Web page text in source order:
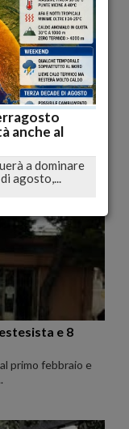
tanta paura
nel primo
strada...
e 8
primo febbraio e
anche al
a dominare
agosto,...